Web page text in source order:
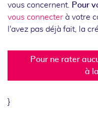
vous concernent.
Pour
vous connecter à votre
l'avez pas déjà fait, la
Pour ne rater
à
}